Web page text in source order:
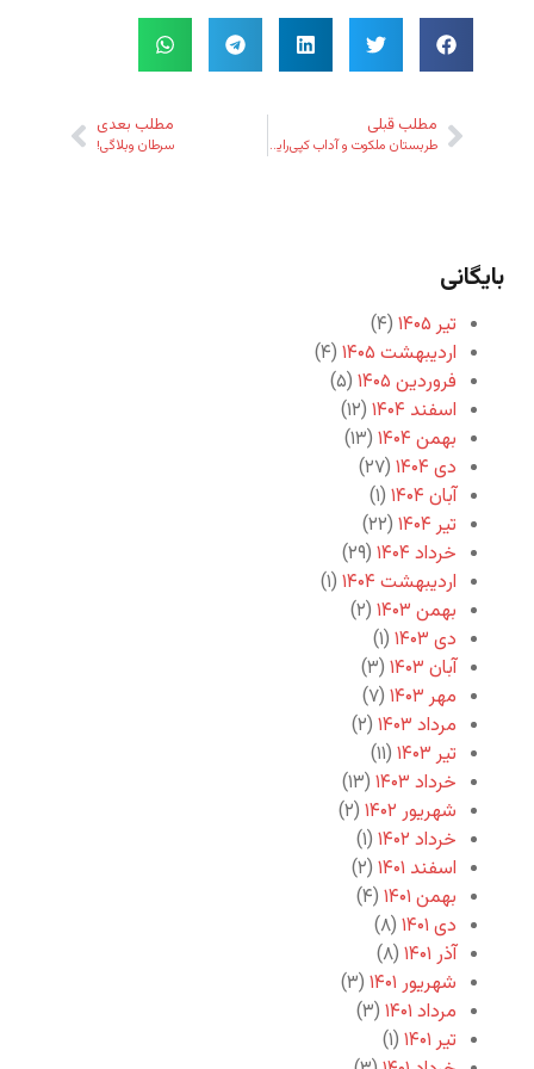
مطلب قبلی
طربستان ملکوت و آداب کپی‌رایت
مطلب بعدی
سرطان وبلاگی!
بایگانی
تیر ۱۴۰۵
(۴)
اردیبهشت ۱۴۰۵
(۴)
فروردین ۱۴۰۵
(۵)
اسفند ۱۴۰۴
(۱۲)
بهمن ۱۴۰۴
(۱۳)
دی ۱۴۰۴
(۲۷)
آبان ۱۴۰۴
(۱)
تیر ۱۴۰۴
(۲۲)
خرداد ۱۴۰۴
(۲۹)
اردیبهشت ۱۴۰۴
(۱)
بهمن ۱۴۰۳
(۲)
دی ۱۴۰۳
(۱)
آبان ۱۴۰۳
(۳)
مهر ۱۴۰۳
(۷)
مرداد ۱۴۰۳
(۲)
تیر ۱۴۰۳
(۱۱)
خرداد ۱۴۰۳
(۱۳)
شهریور ۱۴۰۲
(۲)
خرداد ۱۴۰۲
(۱)
اسفند ۱۴۰۱
(۲)
بهمن ۱۴۰۱
(۴)
دی ۱۴۰۱
(۸)
آذر ۱۴۰۱
(۸)
شهریور ۱۴۰۱
(۳)
مرداد ۱۴۰۱
(۳)
تیر ۱۴۰۱
(۱)